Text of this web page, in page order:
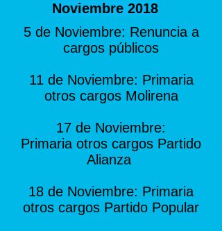
Noviembre 2018
5 de Noviembre: Renuncia a
cargos públicos
11 de Noviembre: Primaria
otros cargos Molirena
17 de Noviembre:
Primaria otros cargos Partido
Alianza
18 de Noviembre: Primaria
otros cargos Partido Popular